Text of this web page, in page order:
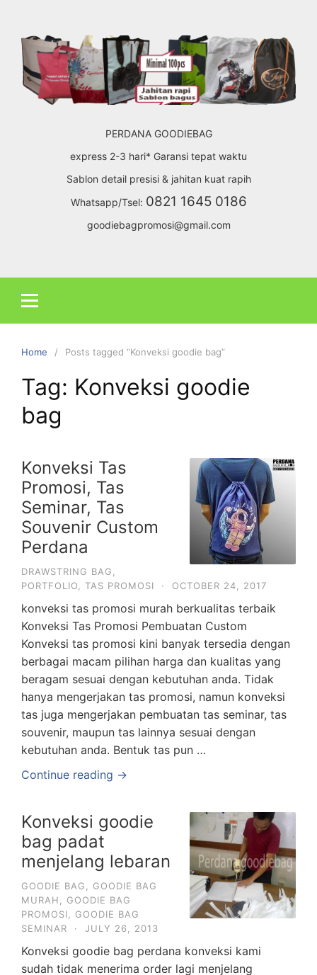
content
PERDANA GOODIEBAG
express 2-3 hari* Garansi tepat waktu
Sablon detail presisi & jahitan kuat rapih
Whatsapp/Tsel: 0821 1645 0186
goodiebagpromosi@gmail.com
Home Posts tagged “Konveksi goodie bag”
Tag: Konveksi goodie
bag
Konveksi Tas
Promosi, Tas
Seminar, Tas
Souvenir Custom
Perdana
DRAWSTRING BAG
PORTFOLIO
TAS PROMOSI · OCTOBER 24, 2017
konveksi tas promosi murah berkualitas terbaik
Konveksi Tas Promosi Pembuatan Custom
Konveksi tas promosi kini banyak tersedia dengan
berbagai macam pilihan harga dan kualitas yang
beragam sesuai dengan kebutuhan anda. Tidak
hanya mengerjakan tas promosi, namun konveksi
tas juga mengerjakan pembuatan tas seminar, tas
souvenir, maupun tas lainnya sesuai dengan
kebutuhan anda. Bentuk tas pun …
Continue reading →
Konveksi goodie
bag padat
menjelang lebaran
GOODIE BAG
GOODIE BAG
MURAH
GOODIE BAG
PROMOSI
GOODIE BAG
SEMINAR
· JULY 26, 2013
Konveksi goodie bag perdana konveksi kami
sudah tidak menerima order lagi menjelang